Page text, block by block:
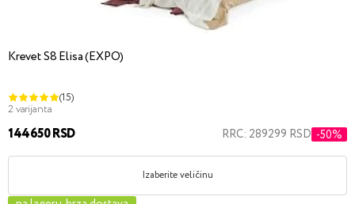
Krevet S8 Elisa (EXPO)
(15)
2 varijanta
144650 RSD RRC: 289299 RSD -50%
Izaberite veličinu